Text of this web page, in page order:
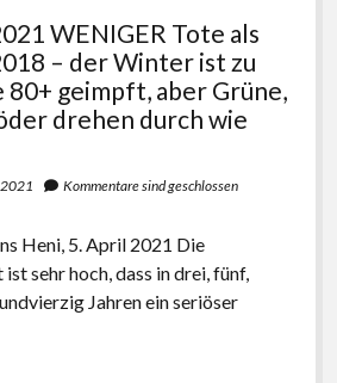
anti-Zionism
Islamforschung und
Deutschland nach 9/11
und Deutschland. Vorstudien
einer innigen Beziehung
Identität‘, Antisemitismus und
in der politischen Kultur der
1970-2005: Henning
(Uni Innsbruck, Aug. 2006)
WENIGER Tote als
– der Winter ist zu
80+ geimpft, aber Grüne,
drehen durch wie
Kommentare sind geschlossen
Heni, 5. April 2021 Die
sehr hoch, dass in drei, fünf,
Jahren ein seriöser